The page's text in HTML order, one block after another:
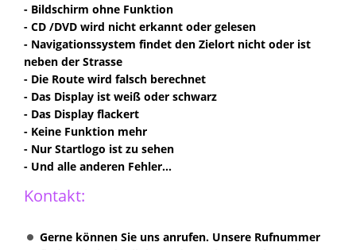
- Bildschirm ohne Funktion
- CD /DVD wird nicht erkannt oder gelesen
- Navigationssystem findet den Zielort nicht oder ist
neben der Strasse
- Die Route wird falsch berechnet
- Das Display ist weiß oder schwarz
- Das Display flackert
- Keine Funktion mehr
- Nur Startlogo ist zu sehen
- Und alle anderen Fehler...
Kontakt:
Gerne können Sie uns anrufen. Unsere Rufnummer